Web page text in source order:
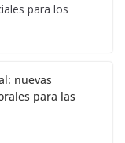
para los
nuevas
para las